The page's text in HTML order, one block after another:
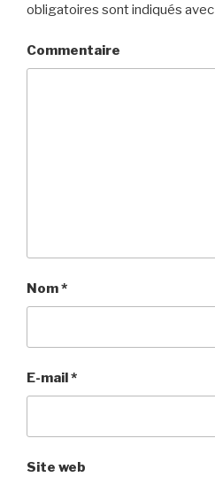
obligatoires sont indiqués avec
Commentaire
Nom*
E-mail*
Site web